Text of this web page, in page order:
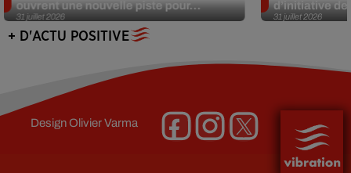
31 juillet 2026
ouvrent une nouvelle piste pour...
31 juillet 2026
d’initiative
+ D'ACTU POSITIVE
DesignOlivier Varma